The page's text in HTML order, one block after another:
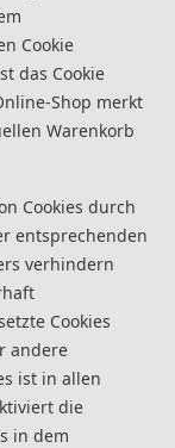
Cookie
das Cookie
Shop merkt
Warenkorb
Cookies durch
entsprechenden
verhindern
Cookies
andere
ist in allen
die
in dem